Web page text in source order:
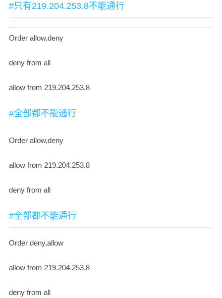
#只有219.204.253.8不能通行
Order allow,deny
deny from all
allow from 219.204.253.8
#全部都不能通行
Order allow,deny
allow from 219.204.253.8
deny from all
#全部都不能通行
Order deny,allow
allow from 219.204.253.8
deny from all